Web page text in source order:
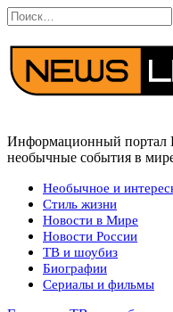
Перейти
к
содержанию
Search
for:
Информационный портал
необычные события в
Необычное и
Стиль жизни
Новости в Мире
Новости России
ТВ и шоубиз
Биографии
Сериалы и фильмы